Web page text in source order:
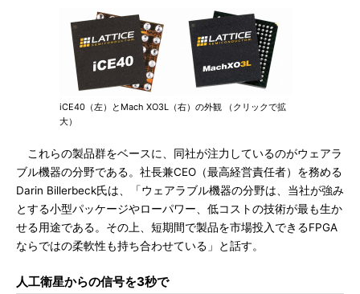
iCE40（左）とMach XO3L（右）の外観 （クリックで拡
大）
これらの製品群をベースに、同社が注力しているのがウェアラ
ブル機器の分野である。社長兼CEO（最高経営責任者）を務める
Darin Billerbeck氏は、「ウェアラブル機器の分野は、当社が強み
とする小型パッケージやローパワー、低コストの技術が最も生か
せる用途である。その上、短期間で製品を市場投入できるFPGA
ならではの柔軟性も持ち合わせている」と話す。
人工衛星からの信号を3秒で